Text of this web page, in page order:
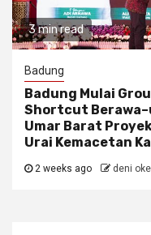
3 min read
Badung
Badung Mulai
Shortcut
Umar Barat
Urai Kemacetan
2 weeks ago deni oke